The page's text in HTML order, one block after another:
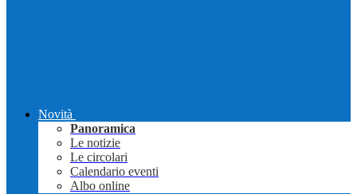
Novità
Panoramica
Le notizie
Le circolari
Calendario eventi
Albo online